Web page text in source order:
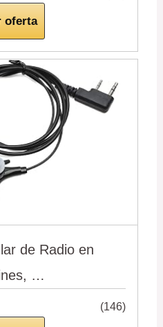
oferta
de Radio en
…
(146)